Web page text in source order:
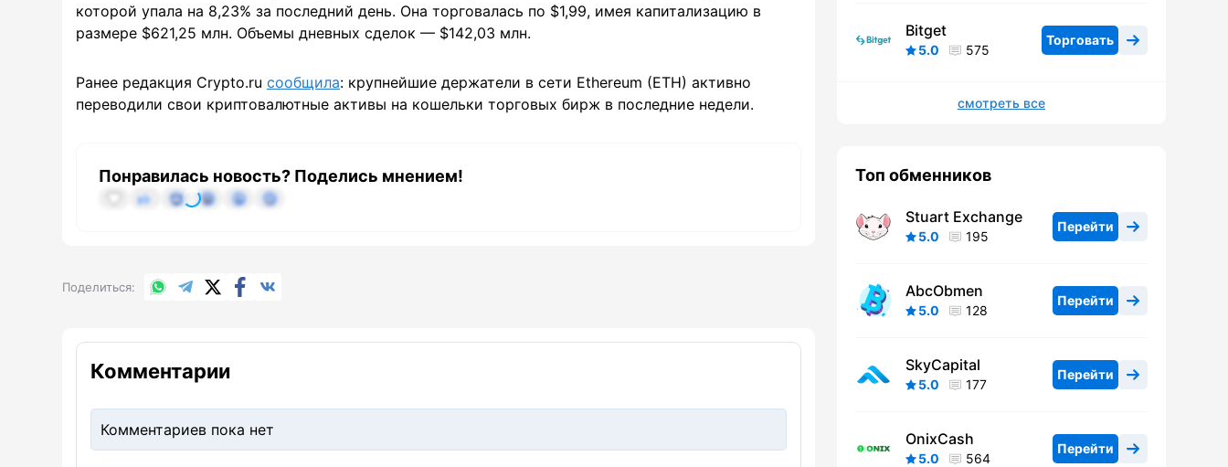
которой упала на 8,23% за последний день. Она торговалась по $1,99, имея капитализацию в
размере $621,25 млн. Объемы дневных сделок — $142,03 млн.
Ранее редакция Сrypto.ru сообщила: крупнейшие держатели в сети Ethereum (ETH) активно
переводили свои криптовалютные активы на кошельки торговых бирж в последние недели.
Понравилась новость? Поделись мнением!
Поделиться WhatsApp
TelegramX.comFacebook
Комментарии
Комментариев пока нет
Bitget
5.0 575
Торговать
смотреть все
Топ обменников
Stuart Exchange
5.0 195
Перейти
AbcObmen
5.0 128
Перейти
SkyCapital
5.0 177
Перейти
OnixCash
5.0 564
Перейти